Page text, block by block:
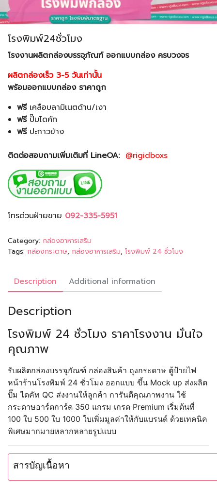
โรงพิมพ์24ชั่วโมง
โรงงานผลิตกล่องบรรจุภัณฑ์ ออกแบบกล่อง ครบวงจร
ผลิตกล่องเร็ว 3-5 วันเท่านั้น
พร้อมออกแบบกล่อง ราคาถูก
ฟรีเคลือบลามิเนตด้าน/เงา
ฟรีปั๊มไดคัท
ฟรีปะกาวข้าง
ติดต่อสอบถามเพิ่มเติมที่ LineOA: @rigidboxs
โทรด่วนฝ่ายขาย 092-335-5951
Category: กล่องอาหารเสริม
Tags: กล่องกระดาษ, กล่องอาหารเสริม, โรงพิมพ์ 24 ชั่วโมง
Description Additional information
Description
โรงพิมพ์ 24 ชั่วโมง ราคาโรงงาน มั่นใจ
คุณภาพ
รับผลิตกล่องบรรจุภัณฑ์ กล่องสินค้า ถุงกระดาษ ตู้ป้ายไฟ
หน้าร้านโรงพิมพ์ 24 ชั่วโมง ออกแบบ ขึ้น Mock up ส่งผลิต
ปั๊ม ไดคัท QC ส่งงานให้ลูกค้า การันตีคุณภาพงาน ใช้
กระดาษอาร์ตการ์ด 350 แกรม เกรด Premium เริ่มต้นที่
100 ใบ 500 ใบ 1000 ใบเพิ่มมูลค่าให้กับแบรนด์ ด้วยเทคนิค
พิเศษมากมายหลากหลายรูปแบบ
สารบัญเนื้อหา